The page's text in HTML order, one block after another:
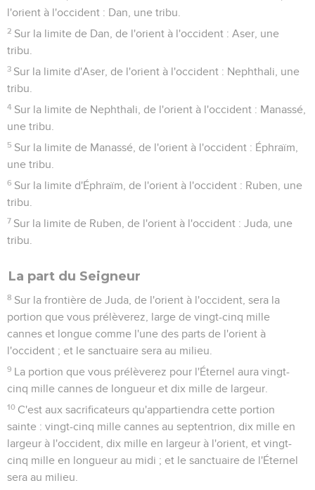
l'orient à l'occident : Dan, une tribu.
2 Sur la limite de Dan, de l'orient à l'occident : Aser, une
tribu.
3 Sur la limite d'Aser, de l'orient à l'occident : Nephthali, une
tribu.
4 Sur la limite de Nephthali, de l'orient à l'occident : Manassé,
une tribu.
5 Sur la limite de Manassé, de l'orient à l'occident : Éphraïm,
une tribu.
6 Sur la limite d'Éphraïm, de l'orient à l'occident : Ruben, une
tribu.
7 Sur la limite de Ruben, de l'orient à l'occident : Juda, une
tribu.
La part du Seigneur
8 Sur la frontière de Juda, de l'orient à l'occident, sera la
portion que vous prélèverez, large de vingt-cinq mille
cannes et longue comme l'une des parts de l'orient à
l'occident ; et le sanctuaire sera au milieu.
9 La portion que vous prélèverez pour l'Éternel aura vingt-
cinq mille cannes de longueur et dix mille de largeur.
10 C'est aux sacrificateurs qu'appartiendra cette portion
sainte : vingt-cinq mille cannes au septentrion, dix mille en
largeur à l'occident, dix mille en largeur à l'orient, et vingt-
cinq mille en longueur au midi ; et le sanctuaire de l'Éternel
sera au milieu.